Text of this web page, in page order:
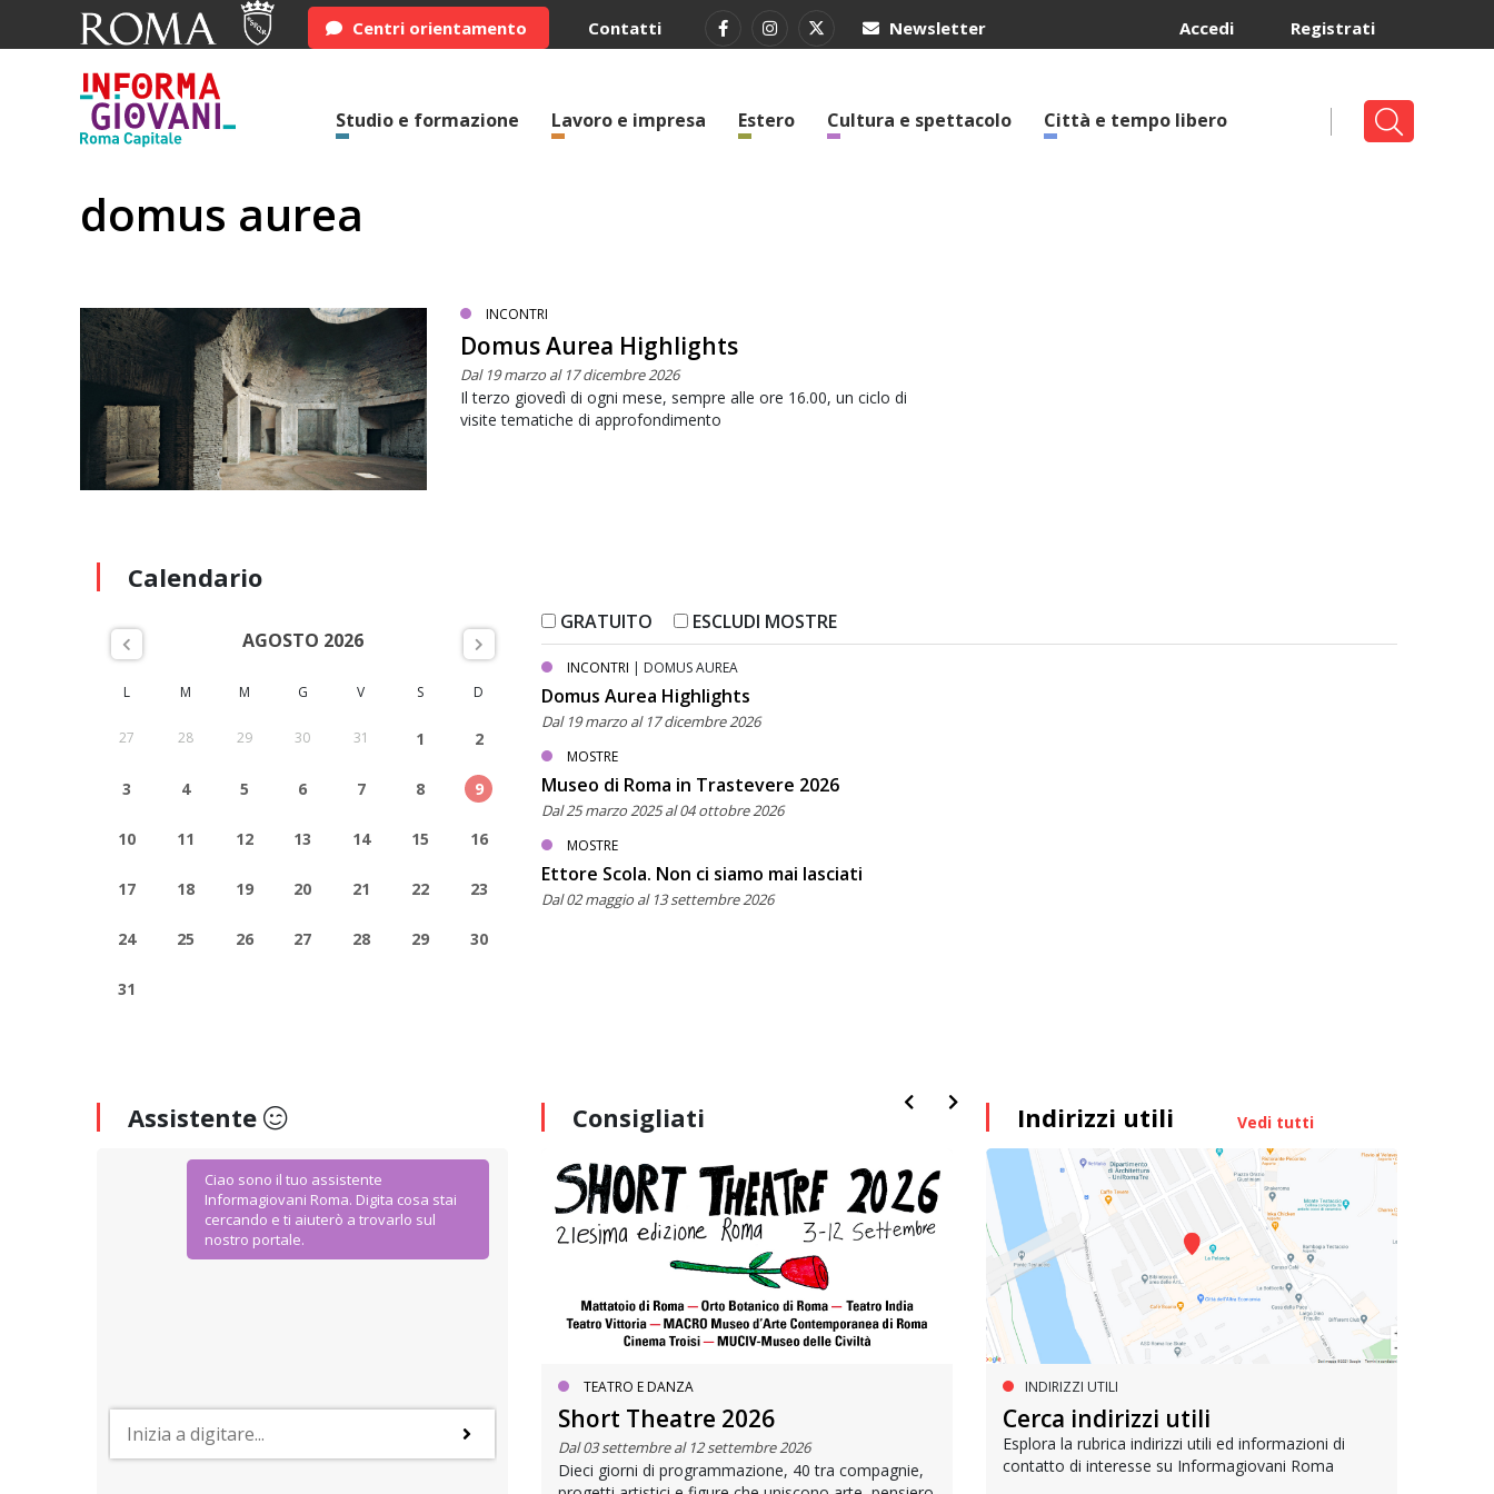
Centri orientamento Contatti Newsletter Registrati
Accedi
Studio e formazione Lavoro e impresa Estero Cultura e spettacolo Città e tempo libero
domus aurea
INCONTRI
Domus Aurea Highlights
Dal 19 marzo al 17 dicembre 2026
Il terzo giovedì di ogni mese, sempre alle ore 16.00, un ciclo di
visite tematiche di approfondimento
Calendario
AGOSTO 2026
L M M G V S D
27 28 29 30 31 1 2
3 4 5 6 7 8 9
10 11 12 13 14 15 16
17 18 19 20 21 22 23
24 25 26 27 28 29 30
31
GRATUITO ESCLUDI MOSTRE
INCONTRI | DOMUS AUREA
Domus Aurea Highlights
Dal 19 marzo al 17 dicembre 2026
MOSTRE
Museo di Roma in Trastevere 2026
Dal 25 marzo 2025 al 04 ottobre 2026
MOSTRE
Ettore Scola. Non ci siamo mai lasciati
Dal 02 maggio al 13 settembre 2026
Assistente
Ciao sono il tuo assistente
Informagiovani Roma. Digita cosa stai
cercando e ti aiuterò a trovarlo sul
nostro portale.
Consigliati
IoStudio. La Carta dello Studente
TEATRO E DANZA
Short Theatre 2026
Dal 03 settembre al 12 settembre 2026
Dieci giorni di programmazione, 40 tra compagnie,
MUOVERSI A ROMA
Metrebus annuale a 50 euro per
gli under 19
Indirizzi utili Vedi tutti
INDIRIZZI UTILI
Cerca indirizzi utili
Esplora la rubrica indirizzi utili ed informazioni di
contatto di interesse su Informagiovani Roma